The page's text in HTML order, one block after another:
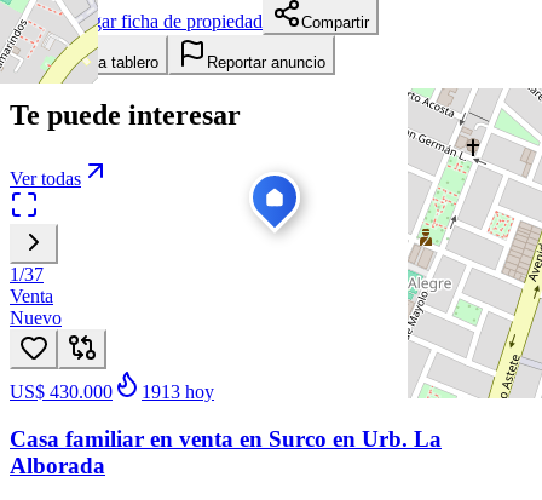
Descargar ficha de propiedad
Compartir
Añadir a tablero Reportar anuncio
Te puede interesar
Ver todas
1/37
Venta
Nuevo
US$ 430.000 1913 hoy
Casa familiar en venta en Surco en Urb. La
Alborada